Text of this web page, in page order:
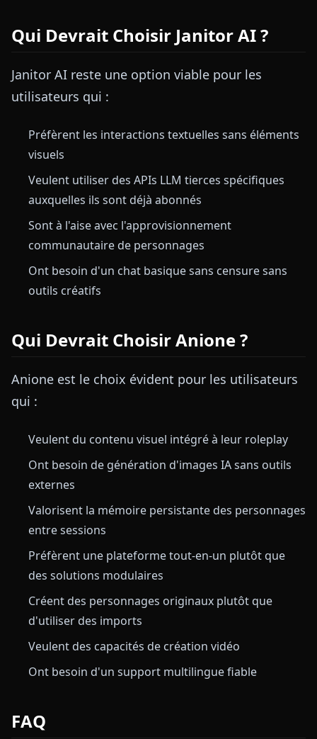
Qui Devrait Choisir Janitor AI ?
Janitor AI reste une option viable pour les
utilisateurs qui :
Préfèrent les interactions textuelles sans éléments
visuels
Veulent utiliser des APIs LLM tierces spécifiques
auxquelles ils sont déjà abonnés
Sont à l'aise avec l'approvisionnement
communautaire de personnages
Ont besoin d'un chat basique sans censure sans
outils créatifs
Qui Devrait Choisir Anione ?
Anione est le choix évident pour les utilisateurs
qui :
Veulent du contenu visuel intégré à leur roleplay
Ont besoin de génération d'images IA sans outils
externes
Valorisent la mémoire persistante des personnages
entre sessions
Préfèrent une plateforme tout-en-un plutôt que
des solutions modulaires
Créent des personnages originaux plutôt que
d'utiliser des imports
Veulent des capacités de création vidéo
Ont besoin d'un support multilingue fiable
FAQ